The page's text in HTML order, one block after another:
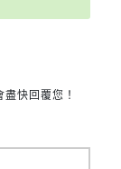
快回覆您！